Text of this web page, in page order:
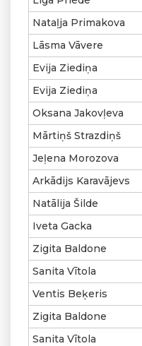
Nataļja Primakova
Lāsma Vāvere
Evija Ziediņa
Evija Ziediņa
Oksana Jakovļeva
Mārtiņš Strazdiņš
Jeļena Morozova
Arkādijs Karavājevs
Natālija Šilde
Iveta Gacka
Zigita Baldone
Sanita Vītola
Ventis Beķeris
Zigita Baldone
Sanita Vītola